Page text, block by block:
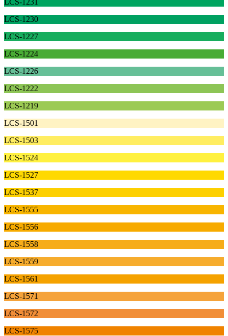
LCS-1231
LCS-1230
LCS-1227
LCS-1224
LCS-1226
LCS-1222
LCS-1219
LCS-1501
LCS-1503
LCS-1524
LCS-1527
LCS-1537
LCS-1555
LCS-1556
LCS-1558
LCS-1559
LCS-1561
LCS-1571
LCS-1572
LCS-1575